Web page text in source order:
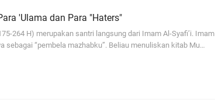
'Ulama dan Para "Haters"
264 H) merupakan santri langsung dari Imam Al-Syafi’i. Imam
sebagai “pembela mazhabku”. Beliau menuliskan kitab Mu…